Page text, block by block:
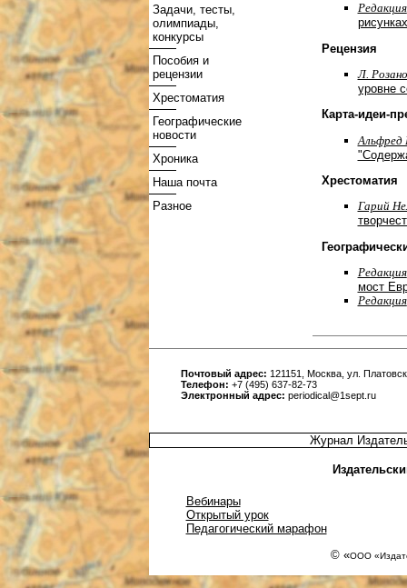
Задачи, тесты,
олимпиады,
конкурсы
Пособия и
рецензии
Хрестоматия
Географические
новости
Хроника
Наша почта
Разное
Редакция
Рецензия
Л.
уровне
Карта-идеи-
Альфред
Хрестоматия
Гарий
Редакция
мост
Редакция
Почтовый адрес: 121151, Москва, ул.
Телефон: +7 (495) 637-82-73
Электронный адрес: periodical@1sept.ru
Журнал
Вебинары
Открытый урок
Педагогический марафон
© «ООО